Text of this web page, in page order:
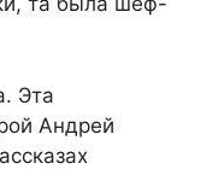
Эта
Андрей